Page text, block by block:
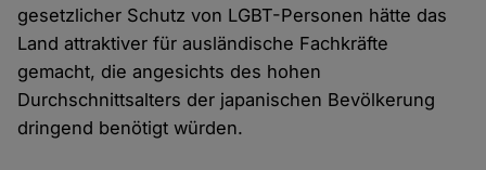
gesetzlicher Schutz von LGBT-Personen hätte das
Land attraktiver für ausländische Fachkräfte
gemacht, die angesichts des hohen
Durchschnittsalters der japanischen Bevölkerung
dringend benötigt würden.